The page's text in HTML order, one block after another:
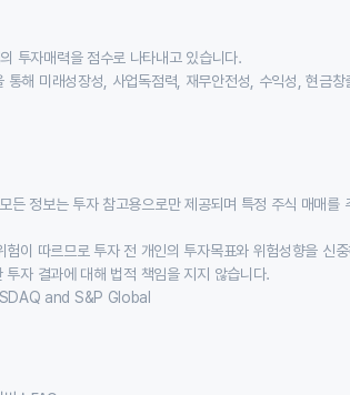
투자매력을 점수로 나타내고 있습니다.
통해 미래성장성, 사업독점력, 재무안전성, 수익성, 현금
든 정보는 투자 참고용으로만 제공되며 특정 주식 매매
험이 따르므로 투자 전 개인의 투자목표와 위험성향을 신
투자 결과에 대해 법적 책임을 지지 않습니다.
and S&P Global